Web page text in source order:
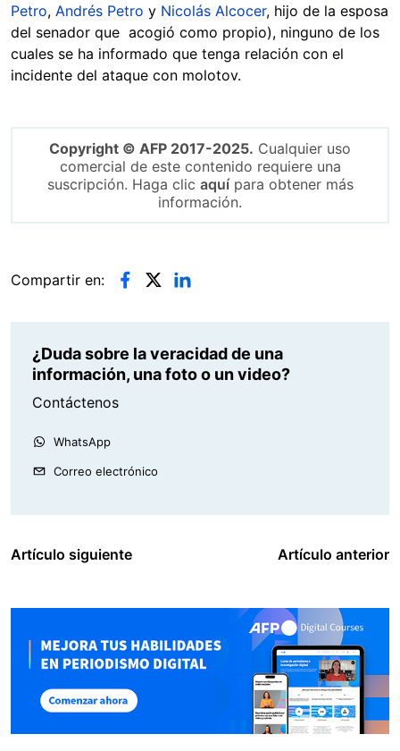
Petro, Andrés Petro y Nicolás Alcocer, hijo de la esposa
del senador que acogió como propio), ninguno de los
cuales se ha informado que tenga relación con el
incidente del ataque con molotov.
Copyright © AFP 2017-2025. Cualquier uso
comercial de este contenido requiere una
suscripción. Haga clic aquípara obtener más
información.
Compartir en:
¿Duda sobre la veracidad de una
información, una foto o un video?
Contáctenos
WhatsApp
Correo electrónico
Artículo siguiente Artículo anterior